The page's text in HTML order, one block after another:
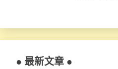
● 最新文章 ●